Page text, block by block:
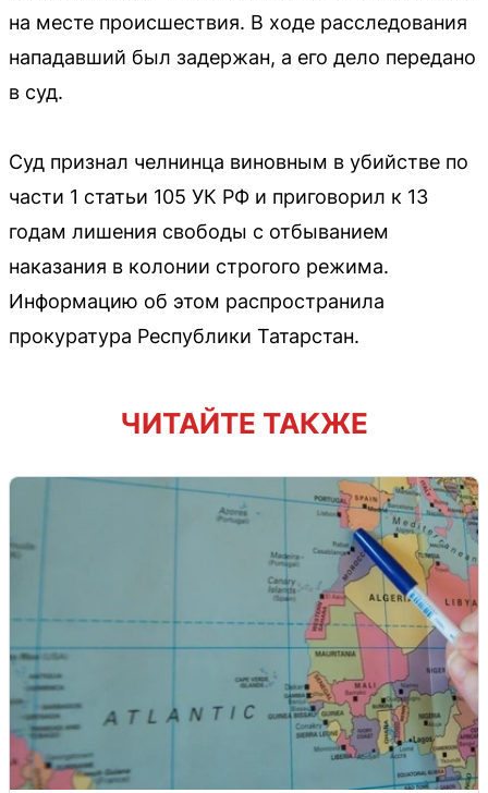
на месте происшествия. В ходе расследования
нападавший был задержан, а его дело передано
в суд.
Суд признал челнинца виновным в убийстве по
части 1 статьи 105 УК РФ и приговорил к 13
годам лишения свободы с отбыванием
наказания в колонии строгого режима.
Информацию об этом распространила
прокуратура Республики Татарстан.
ЧИТАЙТЕ ТАКЖЕ